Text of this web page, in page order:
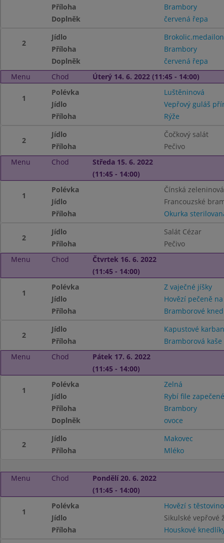
Příloha
Brambory
Doplněk
červená řepa
2
Jídlo
Příloha
Brambory
Doplněk
červená řepa
Menu
Chod Úterý 14. 6. 2022 (11:45 - 14:00)
1
Polévka
Luštěninová
Jídlo
Vepřový guláš
Příloha
Rýže
2
Jídlo
Čočkový salát
Příloha
Pečivo
Menu
Chod
Středa 15. 6. 2022
(11:45 - 14:00)
1
Polévka
Čínská zeleninová
Jídlo
Francouzské
Příloha
Okurka
2
Jídlo
Salát Cézar
Příloha
Pečivo
Menu
Chod
Čtvrtek 16. 6. 2022
(11:45 - 14:00)
1
Polévka
Z vaječné jíšky
Jídlo
Hovězí pečeně
Příloha
Bramborové
2
Jídlo
Kapustové
Příloha
Bramborová kaše
Menu
Chod
Pátek 17. 6. 2022
(11:45 - 14:00)
1
Polévka
Zelná
Jídlo
Rybí file zapečené
Příloha
Brambory
Doplněk
ovoce
2
Jídlo
Makovec
Příloha
Mléko
Menu Chod
Pondělí 20. 6. 2022
(11:45 - 14:00)
1
Polévka
Hovězí s
Jídlo
Sikulské vepřové
Příloha
Houskové